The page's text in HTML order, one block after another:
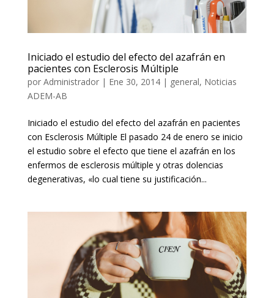
Iniciado el estudio del efecto del azafrán en
pacientes con Esclerosis Múltiple
por Administrador| Ene 30, 2014| general, Noticias
ADEM-AB
Iniciado el estudio del efecto del azafrán en pacientes
con Esclerosis Múltiple El pasado 24 de enero se inicio
el estudio sobre el efecto que tiene el azafrán en los
enfermos de esclerosis múltiple y otras dolencias
degenerativas, «lo cual tiene su justificación...